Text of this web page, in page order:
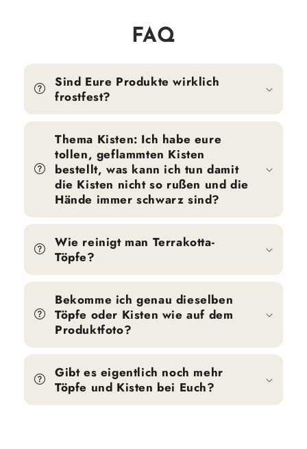
FAQ
Sind Eure Produkte wirklich
frostfest?
Thema Kisten: Ich habe eure
tollen, geflammten Kisten
bestellt, was kann ich tun damit
die Kisten nicht so rußen und die
Hände immer schwarz sind?
Wie reinigt man Terrakotta-
Töpfe?
Bekomme ich genau dieselben
Töpfe oder Kisten wie auf dem
Produktfoto?
Gibt es eigentlich noch mehr
Töpfe und Kisten bei Euch?